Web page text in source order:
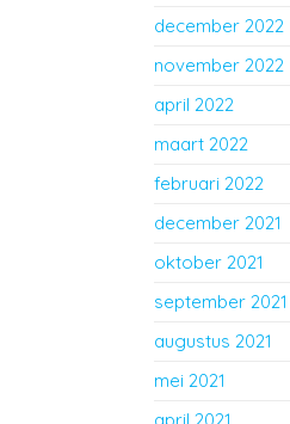
december 2022
november 2022
april 2022
maart 2022
februari 2022
december 2021
oktober 2021
september 2021
augustus 2021
mei 2021